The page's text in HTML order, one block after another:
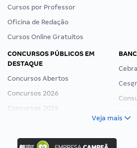
Cursos por Professor
Oficina de Redação
Cursos Online Gratuitos
CONCURSOS PÚBLICOS EM
DESTAQUE
Concursos Abertos
Concursos 2026
Concursos 2025
Concurso Ibama
Veja mais